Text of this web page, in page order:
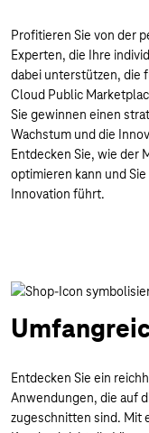
Profitieren Sie von der
Experten, die Ihre
dabei unterstützen, die
Cloud Public
Sie gewinnen einen
Wachstum und die
Entdecken Sie, wie der
optimieren kann und
Innovation führt.
Entdecken Sie ein
Anwendungen, die auf
zugeschnitten sind. Mit